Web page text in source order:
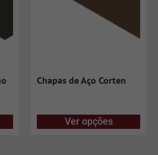
Chapas de Aço Corten
Ver opções